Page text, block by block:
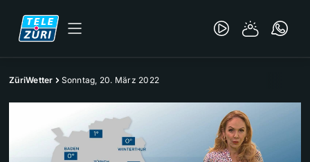
ZüriWetter Sonntag, 20. März 2022